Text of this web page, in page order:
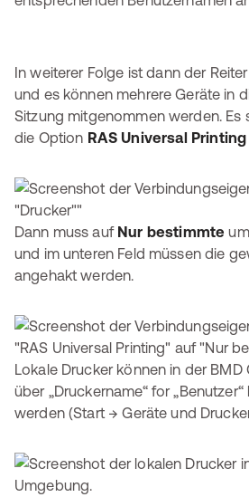
In weiterer Folge ist dann der Reiter
und es können mehrere Geräte in
Sitzung mitgenommen werden. Es
die Option RAS Universal Printing
Dann muss auf Nur bestimmte
und im unteren Feld müssen die
angehakt werden.
Lokale Drucker können in der
über „Druckername“ for
werden (Start → Geräte und